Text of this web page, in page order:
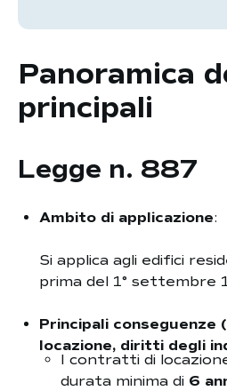
Panoramica
principali
Legge n. 887
Ambito di applicazione:
Si applica agli edifici
prima del 1° settembre
Principali
locazione, diritti degli
I contratti di
durata minima di 6